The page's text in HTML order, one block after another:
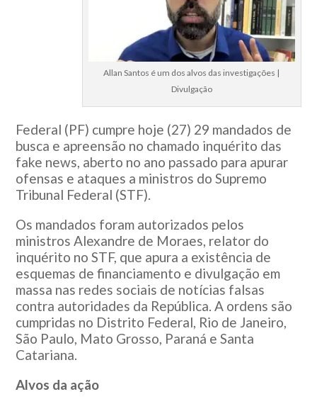
Allan Santos é um dos alvos das investigações |
Divulgação
Federal (PF) cumpre hoje (27) 29 mandados de
busca e apreensão no chamado inquérito das
fake news, aberto no ano passado para apurar
ofensas e ataques a ministros do Supremo
Tribunal Federal (STF).
Os mandados foram autorizados pelos
ministros Alexandre de Moraes, relator do
inquérito no STF, que apura a existência de
esquemas de financiamento e divulgação em
massa nas redes sociais de notícias falsas
contra autoridades da República. A ordens são
cumpridas no Distrito Federal, Rio de Janeiro,
São Paulo, Mato Grosso, Paraná e Santa
Catariana.
Alvos da ação